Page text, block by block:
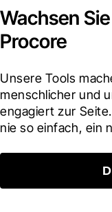
Wachsen
Procore
Unsere Tools
menschlicher und
engagiert zur
nie so einfach, ein